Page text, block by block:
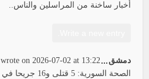
أخبار ساخنة من المراسلين والناس..
دمشق wrote on2026-07-02 at 13:22
الصحة السورية: 5 قتلى و16 جريحا في انفجار مقهى دمشق
...
Toggle
this